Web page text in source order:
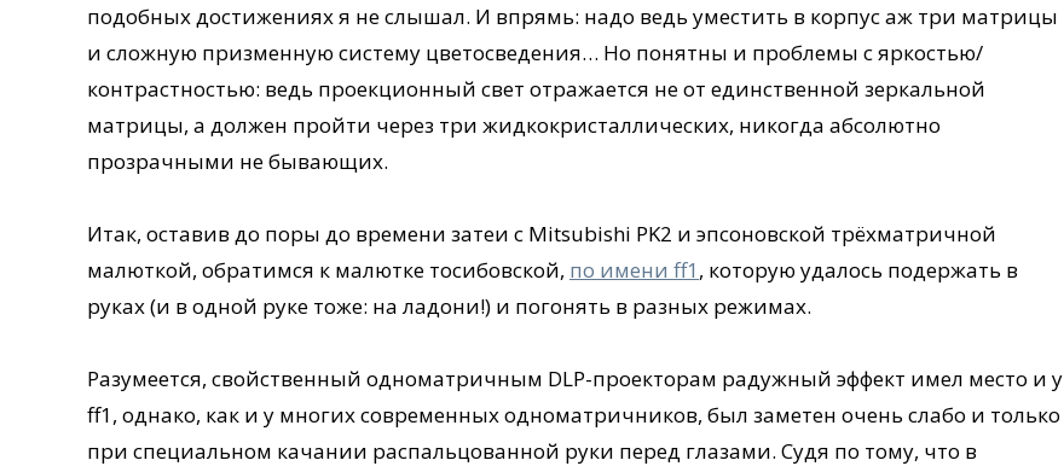
подобных достижениях я не слышал. И впрямь: надо ведь уместить в корпус аж три матрицы
и сложную призменную систему цветосведения… Но понятны и проблемы с яркостью/
контрастностью: ведь проекционный свет отражается не от единственной зеркальной
матрицы, а должен пройти через три жидкокристаллических, никогда абсолютно
прозрачными не бывающих.
Итак, оставив до поры до времени затеи с Mitsubishi PK2 и эпсоновской трёхматричной
малюткой, обратимся к малютке тосибовской, по имени ff1 , которую удалось подержать в
руках (и в одной руке тоже: на ладони!) и погонять в разных режимах.
Разумеется, свойственный одноматричным DLP-проекторам радужный эффект имел место и у
ff1, однако, как и у многих современных одноматричников, был заметен очень слабо и только
при специальном качании распальцованной руки перед глазами. Судя по тому, что в